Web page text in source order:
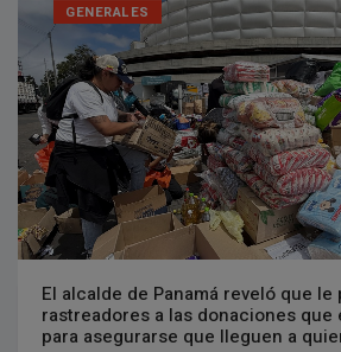
GENERALES
El alcalde de Panamá reveló que le
rastreadores a las donaciones que
para asegurarse que lleguen a